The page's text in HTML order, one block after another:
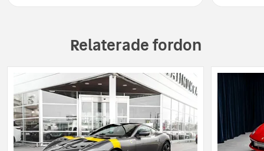
Relaterade fordon